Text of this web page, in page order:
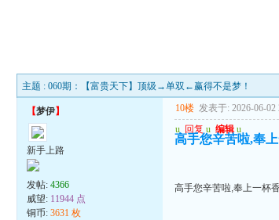
主题 : 060期：【富贵天下】顶级→单双←赢得不是梦！
【梦伊】
新手上路
发帖:4366
威望: 11944 点
铜币:3631 枚
10楼 发表于: 2026-06-02
u 回复 u 编辑 u
高手您辛苦啦,奉
高手您辛苦啦,奉上一杯